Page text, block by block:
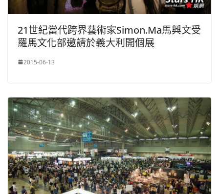
21世紀當代跨界藝術家Simon.Ma馬興文受
羅馬文化部邀請於義大利開個展
2015-06-13